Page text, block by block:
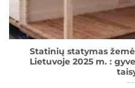
Statinių statymas
Lietuvoje 2025 m. :